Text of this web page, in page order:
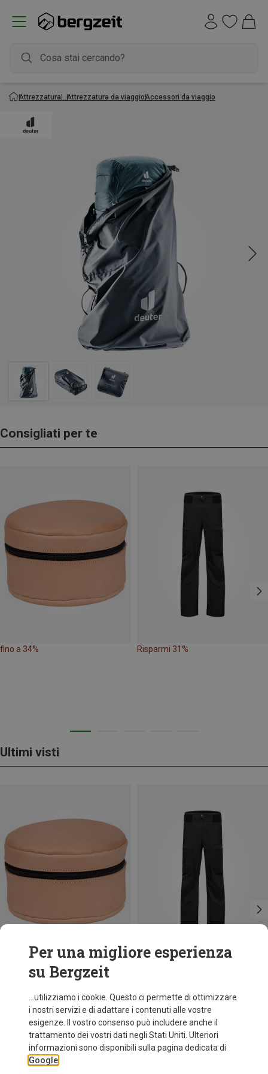
Attrezzatura Attrezzatura da viaggioAccessori da viaggio
Consigliati per te
fino a 34% Risparmi 31%
Ultimi visti
fino a 34%
Per una migliore esperienza
su Bergzeit
...utilizziamo i cookie. Questo ci permette di ottimizzare
i nostri servizi e di adattare i contenuti alle vostre
esigenze. Il vostro consenso può includere anche il
trattamento dei vostri dati negli Stati Uniti. Ulteriori
informazioni sono disponibili sulla pagina dedicata di
Google